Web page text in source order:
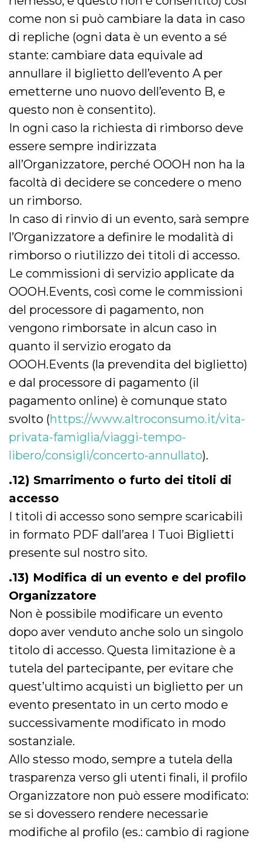
come non si può cambiare la data in caso
di repliche (ogni data è un evento a sé
stante: cambiare data equivale ad
annullare il biglietto dell’evento A per
emetterne uno nuovo dell’evento B, e
questo non è consentito).
In ogni caso la richiesta di rimborso deve
essere sempre indirizzata
all’Organizzatore, perché OOOH non ha la
facoltà di decidere se concedere o meno
un rimborso.
In caso di rinvio di un evento, sarà sempre
l’Organizzatore a definire le modalità di
rimborso o riutilizzo dei titoli di accesso.
Le commissioni di servizio applicate da
OOOH.Events, così come le commissioni
del processore di pagamento, non
vengono rimborsate in alcun caso in
quanto il servizio erogato da
OOOH.Events (la prevendita del biglietto)
e dal processore di pagamento (il
pagamento online) è comunque stato
svolto (https://www.altroconsumo.it/vita-
privata-famiglia/viaggi-tempo-
libero/consigli/concerto-annullato).
.12) Smarrimento o furto dei titoli di
accesso
I titoli di accesso sono sempre scaricabili
in formato PDF dall’area I Tuoi Biglietti
presente sul nostro sito.
.13) Modifica di un evento e del profilo
Organizzatore
Non è possibile modificare un evento
dopo aver venduto anche solo un singolo
titolo di accesso. Questa limitazione è a
tutela del partecipante, per evitare che
quest’ultimo acquisti un biglietto per un
evento presentato in un certo modo e
successivamente modificato in modo
sostanziale.
Allo stesso modo, sempre a tutela della
trasparenza verso gli utenti finali, il profilo
Organizzatore non può essere modificato:
se si dovessero rendere necessarie
modifiche al profilo (es.: cambio di ragione